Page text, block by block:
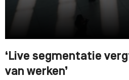
‘Live segmentatie
van werken’